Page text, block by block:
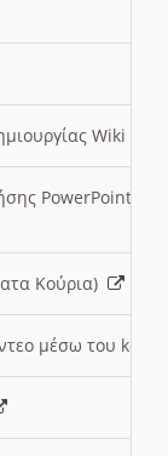
Wiki
PowerPoint
Κούρια)
μέσω του